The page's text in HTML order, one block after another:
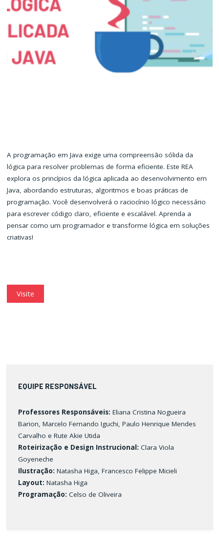
A programação em Java exige uma compreensão sólida da
lógica para resolver problemas de forma eficiente. Este REA
explora os princípios da lógica aplicada ao desenvolvimento em
Java, abordando estruturas, algoritmos e boas práticas de
programação. Você desenvolverá o raciocínio lógico necessário
para escrever código claro, eficiente e escalável. Aprenda a
pensar como um programador e transforme lógica em soluções
criativas!
Visite
EQUIPE RESPONSÁVEL
Professores Responsáveis: Eliana Cristina Nogueira
Barion, Marcelo Fernando Iguchi, Paulo Henrique Mendes
Carvalho e Rute Akie Utida
Roteirização e Design Instrucional: Clara Viola
Goyeneche
Ilustração: Natasha Higa, Francesco Felippe Micieli
Layout: Natasha Higa
Programação: Celso de Oliveira